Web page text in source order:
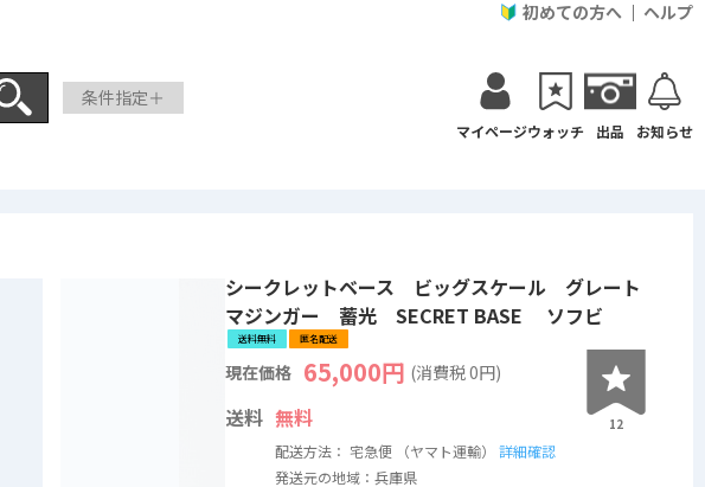
初めての方へ ヘルプ
条件指定＋
マイページウォッチ 出品 お知らせ
シークレットベース ビッグスケール グレート
マジンガー 蓄光 SECRET BASE ソフビ
送料無料 匿名配送
現在価格 65,000円 (消費税0円)
12
送料 無料
配送方法： 宅急便 （ヤマト運輸） 詳細確認
発送元の地域：兵庫県